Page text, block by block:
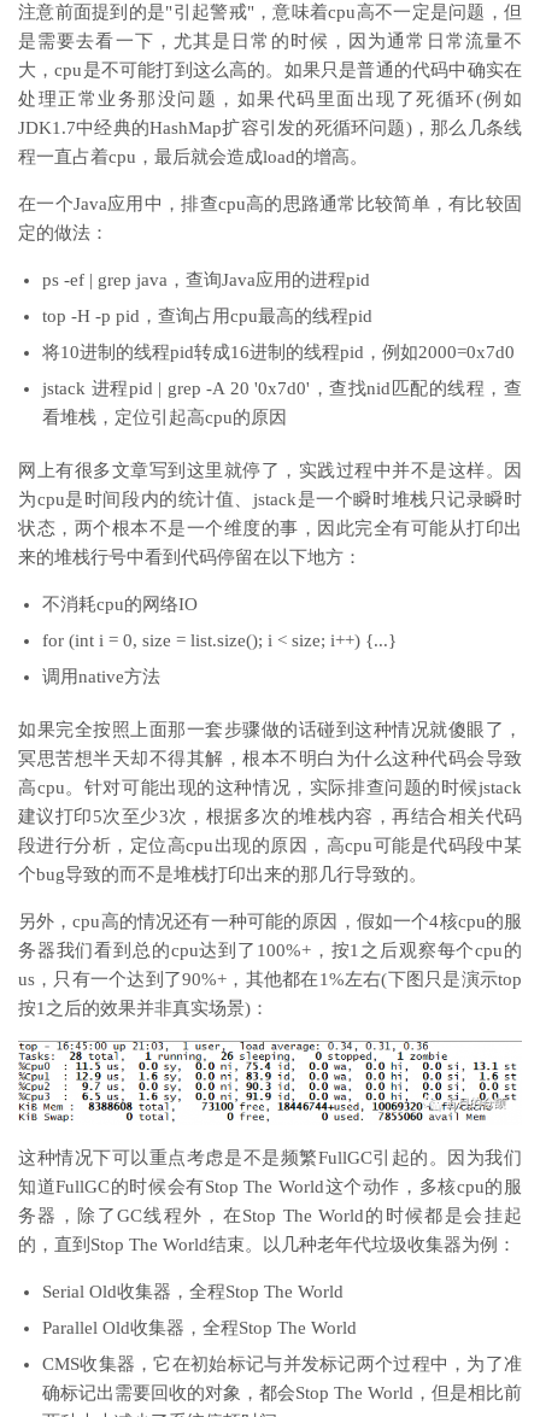
注意前面提到的是"引起警戒"，意味着cpu高不一定是问题，但
是需要去看一下，尤其是日常的时候，因为通常日常流量不
大，cpu是不可能打到这么高的。如果只是普通的代码中确实在
处理正常业务那没问题，如果代码里面出现了死循环(例如
JDK1.7中经典的HashMap扩容引发的死循环问题)，那么几条线
程一直占着cpu，最后就会造成load的增高。
在一个Java应用中，排查cpu高的思路通常比较简单，有比较固
定的做法：
ps -ef | grep java，查询Java应用的进程pid
top -H -p pid，查询占用cpu最高的线程pid
将10进制的线程pid转成16进制的线程pid，例如2000=0x7d0
jstack 进程pid | grep -A 20 '0x7d0'，查找nid匹配的线程，查
看堆栈，定位引起高cpu的原因
网上有很多文章写到这里就停了，实践过程中并不是这样。因
为cpu是时间段内的统计值、jstack是一个瞬时堆栈只记录瞬时
状态，两个根本不是一个维度的事，因此完全有可能从打印出
来的堆栈行号中看到代码停留在以下地方：
不消耗cpu的网络IO
for (int i = 0, size = list.size(); i < size; i++) {...}
调用native方法
如果完全按照上面那一套步骤做的话碰到这种情况就傻眼了，
冥思苦想半天却不得其解，根本不明白为什么这种代码会导致
高cpu。针对可能出现的这种情况，实际排查问题的时候jstack
建议打印5次至少3次，根据多次的堆栈内容，再结合相关代码
段进行分析，定位高cpu出现的原因，高cpu可能是代码段中某
个bug导致的而不是堆栈打印出来的那几行导致的。
另外，cpu高的情况还有一种可能的原因，假如一个4核cpu的服
务器我们看到总的cpu达到了100%+，按1之后观察每个cpu的
us，只有一个达到了90%+，其他都在1%左右(下图只是演示top
按1之后的效果并非真实场景)：
这种情况下可以重点考虑是不是频繁FullGC引起的。因为我们
知道FullGC的时候会有Stop The World这个动作，多核cpu的服
务器，除了GC线程外，在Stop The World的时候都是会挂起
的，直到Stop The World结束。以几种老年代垃圾收集器为例：
Serial Old收集器，全程Stop The World
Parallel Old收集器，全程Stop The World
CMS收集器，它在初始标记与并发标记两个过程中，为了准
确标记出需要回收的对象，都会Stop The World，但是相比前